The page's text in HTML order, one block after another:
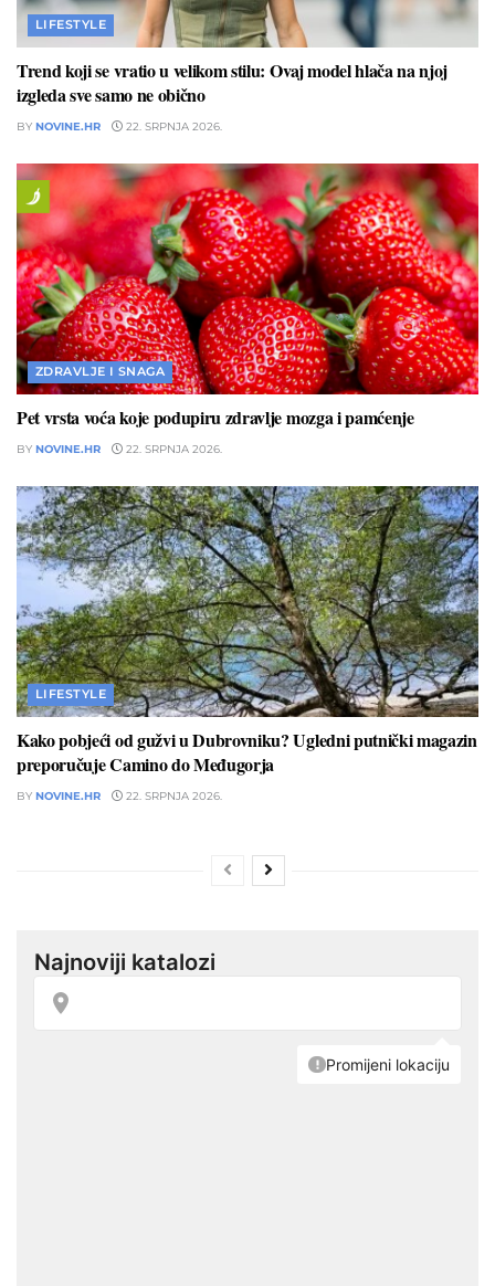
LIFESTYLE
Trend koji se vratio u velikom stilu: Ovaj model hlača na njoj
izgleda sve samo ne obično
BY NOVINE.HR 22. SRPNJA 2026.
ZDRAVLJE I SNAGA
Pet vrsta voća koje podupiru zdravlje mozga i pamćenje
BY NOVINE.HR 22. SRPNJA 2026.
LIFESTYLE
Kako pobjeći od gužvi u Dubrovniku? Ugledni putnički magazin
preporučuje Camino do Međugorja
BY NOVINE.HR 22. SRPNJA 2026.